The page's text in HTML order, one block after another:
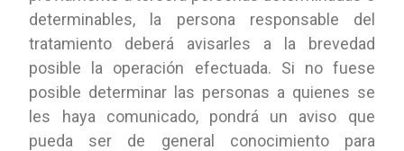
determinables, la persona responsable del
tratamiento deberá avisarles a la brevedad
posible la operación efectuada. Si no fuese
posible determinar las personas a quienes se
les haya comunicado, pondrá un aviso que
pueda ser de general conocimiento para